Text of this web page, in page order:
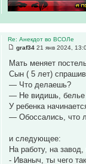
Re: Анекдот во ВСОЛе
graf34 21 янв 2024,
Мать меняет
Сын ( 5 лет)
— Что делаешь?
— Не видишь,
У ребенка
— Обоссались, что
и следующее:
На работу, на
- Иваныч, ты чего